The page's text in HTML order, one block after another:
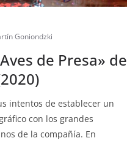
Goniondzki
de Presa» de
intentos de establecer un
con los grandes
de la compañía. En